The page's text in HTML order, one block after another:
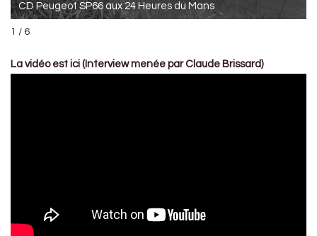
CD Peugeot SP66 aux 24 Heures du Mans
1 / 6
La vidéo est ici (Interview menée par Claude Brissard)